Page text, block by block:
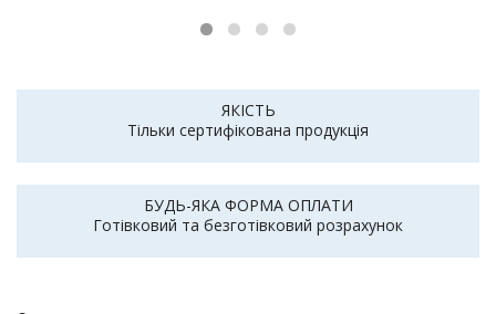
ЯКІСТЬ
Тільки сертифікована продукція
БУДЬ-ЯКА ФОРМА ОПЛАТИ
Готівковий та безготівковий розрахунок